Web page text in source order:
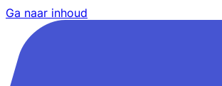
Ga naar inhoud